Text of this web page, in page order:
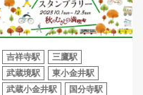
吉祥寺駅
三鷹駅
武蔵境駅
東小金井駅
武蔵小金井駅
国分寺駅